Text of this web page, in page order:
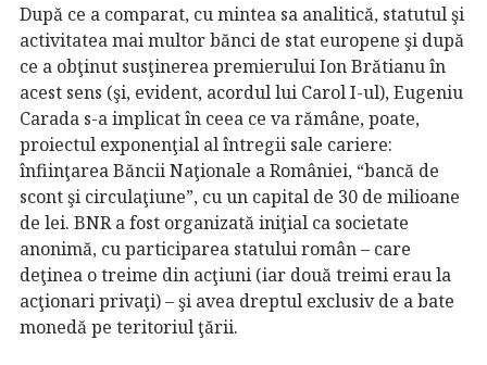
După ce a comparat, cu mintea sa analitică, statutul şi
activitatea mai multor bănci de stat europene şi după
ce a obţinut susţinerea premierului Ion Brătianu în
acest sens (şi, evident, acordul lui Carol I-ul), Eugeniu
Carada s-a implicat în ceea ce va rămâne, poate,
proiectul exponenţial al întregii sale cariere:
înfiinţarea Băncii Naţionale a României, “bancă de
scont şi circulaţiune”, cu un capital de 30 de milioane
de lei. BNR a fost organizată iniţial ca societate
anonimă, cu participarea statului român – care
deţinea o treime din acţiuni (iar două treimi erau la
acţionari privaţi) – şi avea dreptul exclusiv de a bate
monedă pe teritoriul ţării.